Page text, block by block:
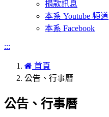
捐款訊息
本系 Youtube 頻道
本系 Facebook
:::
首頁
公告、行事曆
公告、行事曆